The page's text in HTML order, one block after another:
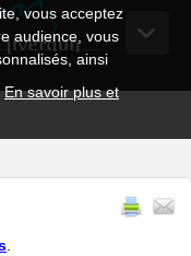
vous acceptez
audience, vous
ainsi
En savoir plus et
.